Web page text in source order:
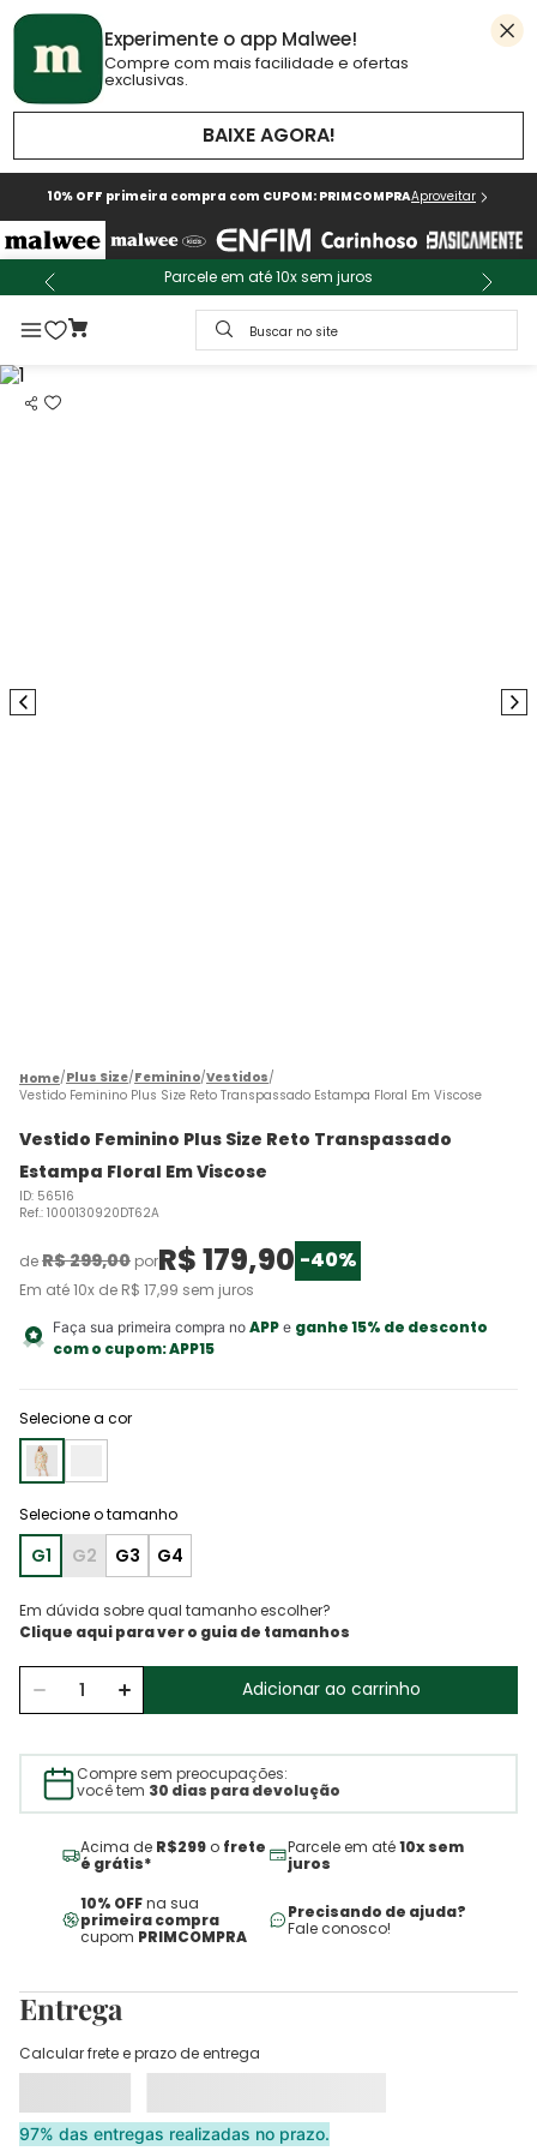
Experimente o app Malwee!
Compre com mais facilidade e ofertas
exclusivas.
BAIXE AGORA!
10% OFF primeira compra com CUPOM: PRIMCOMPRAAproveitar
Parcele em até 10x sem juros
Buscar no site
Plus Size Feminino Vestidos
Vestido Feminino Plus Size Reto Transpassado Estampa Floral Em Viscose
Vestido Feminino Plus Size Reto Transpassado
Estampa Floral Em Viscose
ID: 56516
Ref.: 1000130920DT62A
deR$299,00 porR$179,90 -40%
Em até10x de R$ 17,99 sem juros
Faça sua primeira compra no APPe ganhe 15% de desconto
com o cupom:APP15
Selecione a cor
G1 G2 G3 G4
Em dúvida sobre qual tamanho escolher?
Adicionar ao carrinho
Compre sem preocupações:
você tem 30 dias para devolução
Acima de R$299 o frete
é grátis*
Parcele em até10x sem
juros
10% OFFna sua
primeira compra
cupom PRIMCOMPRA
Precisando de ajuda?
Fale conosco!
Entrega
Calcular frete e prazo de entrega
97% das entregas realizadas no prazo.